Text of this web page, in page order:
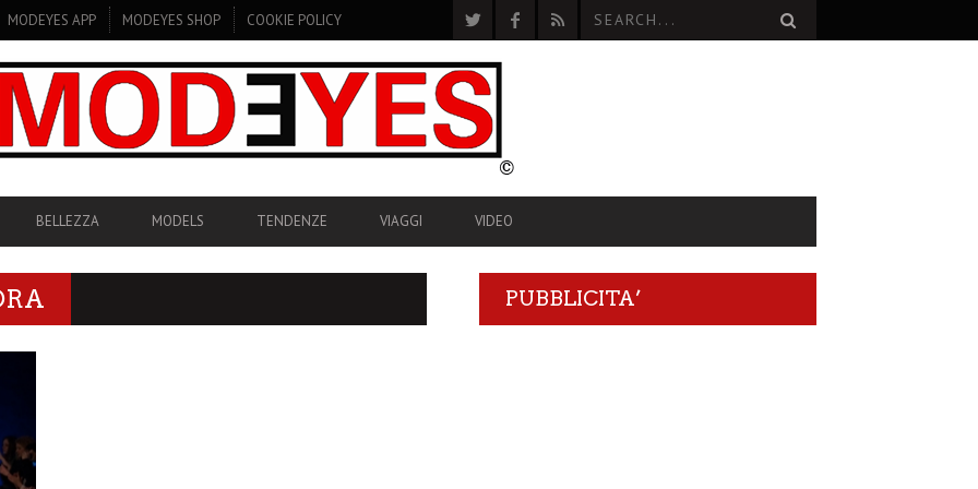
MODEYES APP MODEYES SHOP COOKIE POLICY
BELLEZZA MODELS TENDENZE VIAGGI VIDEO
PUBBLICITA’